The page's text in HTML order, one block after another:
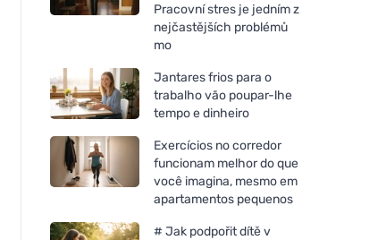
Pracovní stres je jedním z
nejčastějších problémů
mo
Jantares frios para o
trabalho vão poupar-lhe
tempo e dinheiro
Exercícios no corredor
funcionam melhor do que
você imagina, mesmo em
apartamentos pequenos
# Jak podpořit dítě v